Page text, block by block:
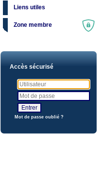
Liens utiles
Zone membre
Accès sécurisé
Mot de passe oublié ?